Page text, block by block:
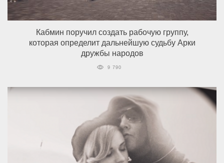
Кабмин поручил создать рабочую группу,
которая определит дальнейшую судьбу Арки
дружбы народов
9 790